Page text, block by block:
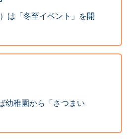
は「冬至イベント」を開
幼稚園から「さつまい